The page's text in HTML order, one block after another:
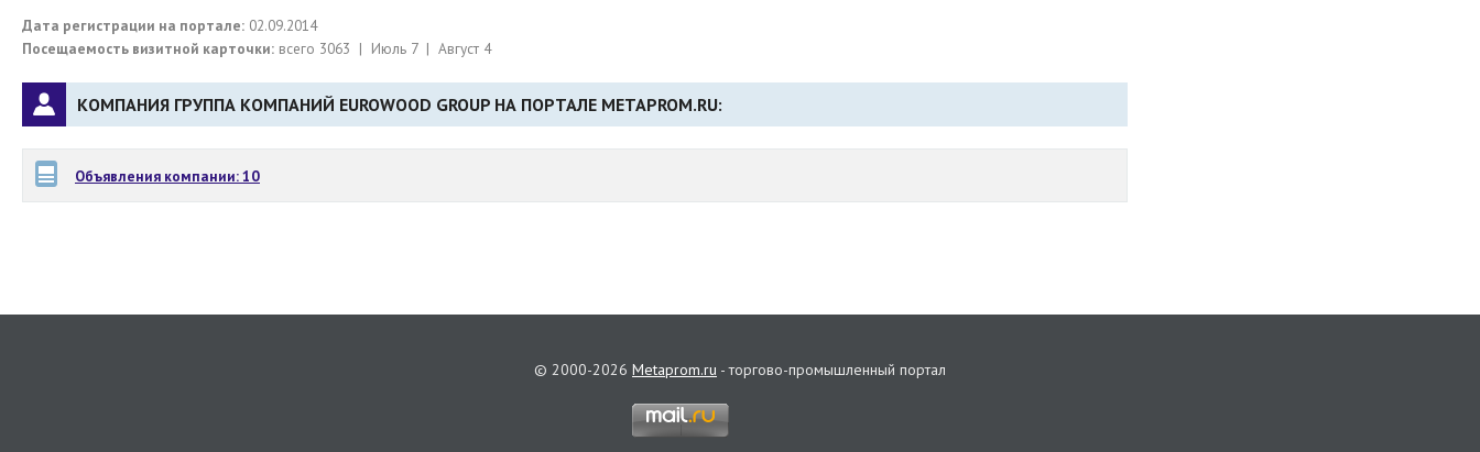
Дата регистрации на портале: 02.09.2014
Посещаемость визитной карточки: всего 3063 | Июль 7 | Август 4
КОМПАНИЯ ГРУППА КОМПАНИЙ EUROWOOD GROUP НА ПОРТАЛЕ METAPROM.RU:
Объявления компании: 10
© 2000-2026 Metaprom.ru - торгово-промышленный портал